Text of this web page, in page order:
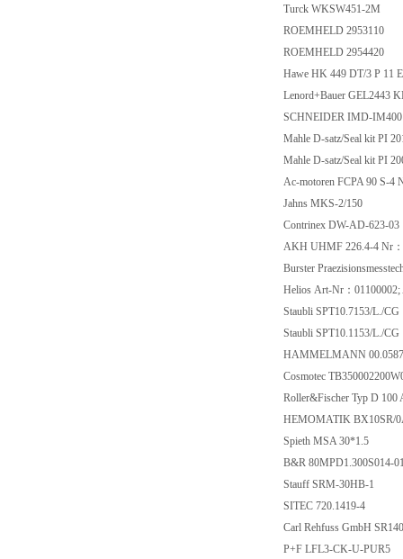
Turck WKSW451-2M
ROEMHELD 2953110
ROEMHELD 2954420
Hawe HK 449 DT/3 P 11
Lenord+Bauer GEL2443
SCHNEIDER IMD-IM400
Mahle D-satz/Seal kit PI
Mahle D-satz/Seal kit PI
Ac-motoren FCPA 90 S-4
Jahns MKS-2/150
Contrinex DW-AD-623-03
AKH UHMF 226.4-4 Nr
Burster
Helios Art-Nr：
Staubli SPT10.7153/L./CG
Staubli SPT10.1153/L./CG
HAMMELMANN
Cosmotec
Roller&Fischer Typ D 100
HEMOMATIK BX10SR/
Spieth MSA 30*1.5
B&R 80MPD1.300S014-
Stauff SRM-30HB-1
SITEC 720.1419-4
Carl Rehfuss GmbH
P+F LFL3-CK-U-PUR5